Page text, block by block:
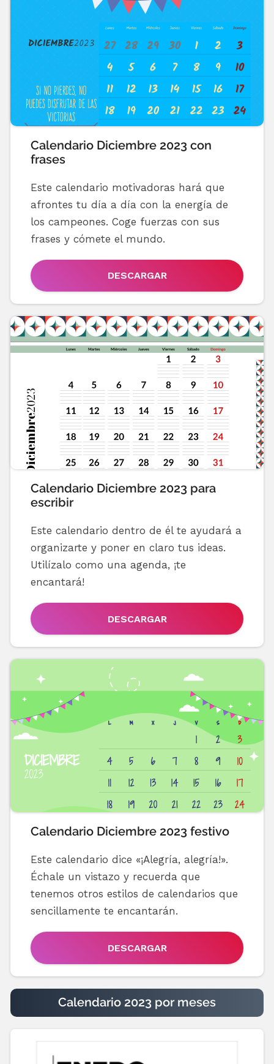
Calendario Diciembre 2023 con
frases
Este calendario motivadoras hará que
afrontes tu día a día con la energía de
los campeones. Coge fuerzas con sus
frases y cómete el mundo.
DESCARGAR
Calendario Diciembre 2023 para
escribir
Este calendario dentro de él te ayudará a
organizarte y poner en claro tus ideas.
Utilízalo como una agenda, ¡te
encantará!
DESCARGAR
Calendario Diciembre 2023 festivo
Este calendario dice «¡Alegría, alegría!».
Échale un vistazo y recuerda que
tenemos otros estilos de calendarios que
sencillamente te encantarán.
DESCARGAR
Calendario 2023 por meses